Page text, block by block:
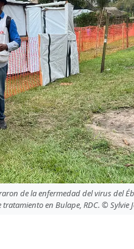
de la enfermedad del virus del
tratamiento en Bulape, RDC. © Sylvie